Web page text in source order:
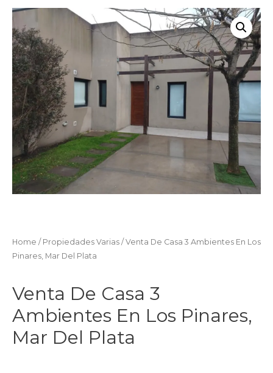
Home / Propiedades Varias / Venta De Casa 3 Ambientes En Los
Pinares, Mar Del Plata
Venta De Casa 3
Ambientes En Los Pinares,
Mar Del Plata